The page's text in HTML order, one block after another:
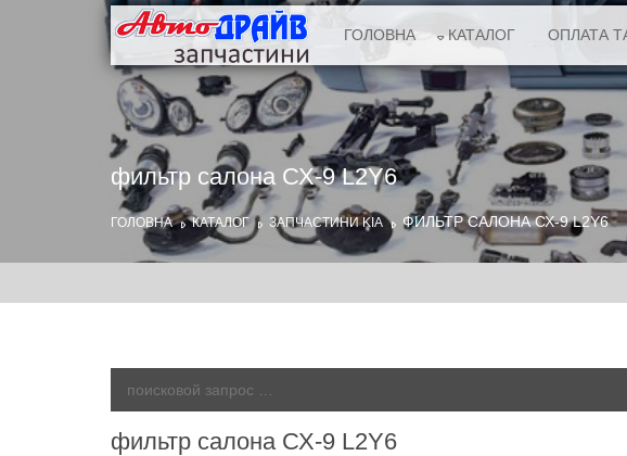
ГОЛОВНА КАТАЛОГ ОПЛАТА
фильтр салона СХ-9 L2Y6
ГОЛОВНА КАТАЛОГ ЗАПЧАСТИНИ KIA ФИЛЬТР САЛОНА СХ-9 L2Y6
фильтр салона СХ-9 L2Y6